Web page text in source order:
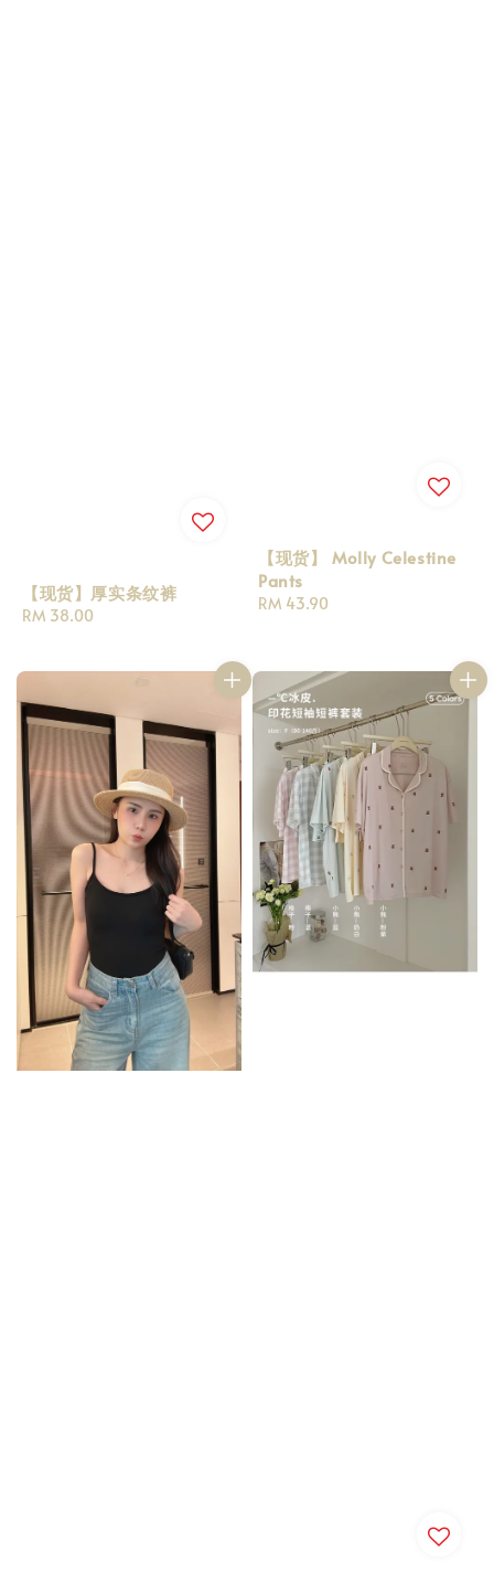
【现货】厚实条纹裤
Regular
RM 38.00
【现货】 Molly Celestine
Pants
Regular
RM 43.90